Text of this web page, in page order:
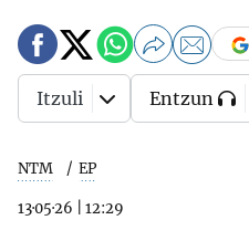
NTM EP
13·05·26 12:29
Itzuli Entzun